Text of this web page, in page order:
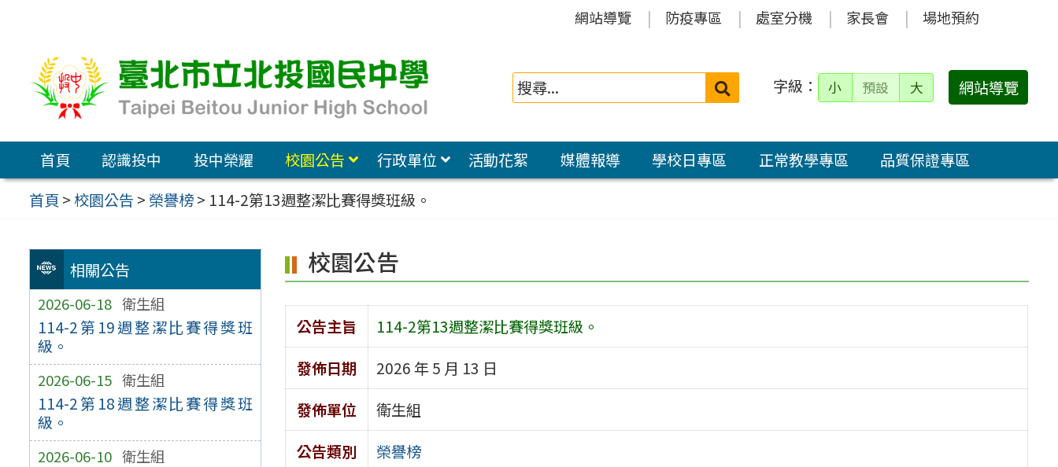
容
區
網站導覽 防疫專區 處室分機 家長會 場地預約
搜
字級： 小 預設 大 網站導覽
首頁 認識投中 投中榮耀 校園公告 行政單位 活動花絮 媒體報導 學校日專區 正常教學專區
品質保證專區
首頁 >校園公告 > 榮譽榜> 114-2第13週整潔比賽得獎班級。
相關公告
2026-06-18 衛生組
114-2第19週整潔比賽得獎班
級。
2026-06-15 衛生組
114-2第18週整潔比賽得獎班
級。
2026-06-10 衛生組
校園公告
公告主旨
114-2第13週整潔比賽得獎班級。
發佈日期
2026 年 5 月 13 日
發佈單位
衛生組
公告類別
榮譽榜